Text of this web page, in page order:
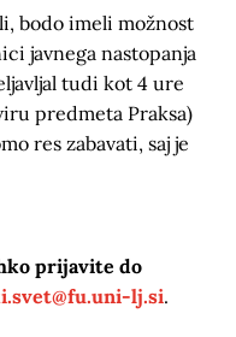
bodo imeli možnost
javnega nastopanja
tudi kot 4 ure
predmeta Praksa)
res zabavati, saj je
prijavite do
lj.si.